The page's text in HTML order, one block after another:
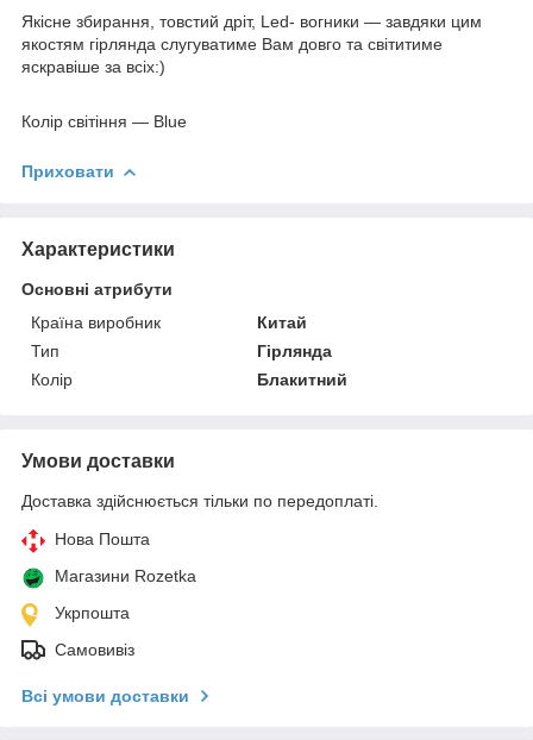
Якісне збирання, товстий дріт, Led- вогники — завдяки цим
якостям гірлянда слугуватиме Вам довго та світитиме
яскравіше за всіх:)
Колір світіння — Blue
Приховати
Характеристики
Основні атрибути
Країна виробник
Китай
Тип
Гірлянда
Колір
Блакитний
Умови доставки
Доставка здійснюється тільки по передоплаті.
Нова Пошта
Магазини Rozetka
Укрпошта
Самовивіз
Всі умови доставки